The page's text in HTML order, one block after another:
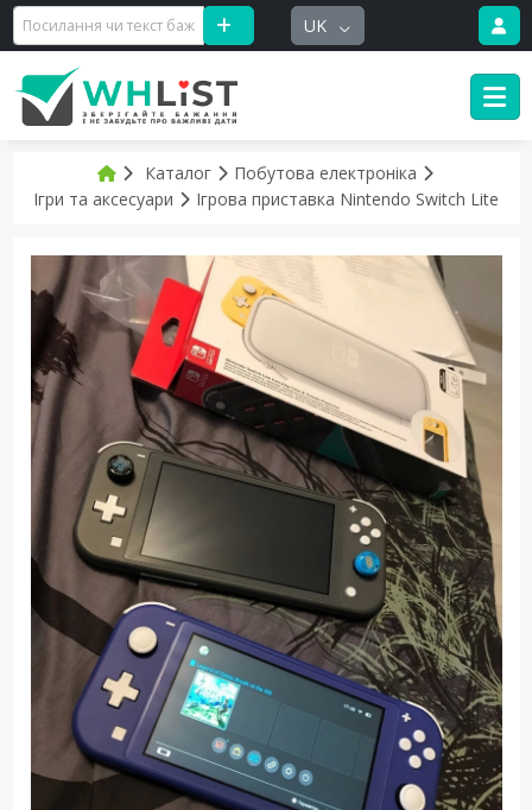
UK
Каталог
Побутова електроніка
Ігри та аксесуари
Ігрова приставка Nintendo Switch Lite